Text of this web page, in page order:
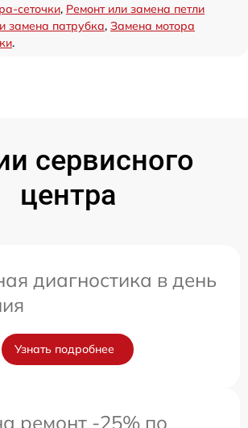
сеточки, Ремонт или замена петли
замена патрубка, Замена мотора
.
сервисного
центра
диагностика в день
Узнать подробнее
ремонт -25% по